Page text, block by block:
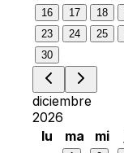
16
17 18
23
24 25
30
diciembre
2026
lu
ma mi